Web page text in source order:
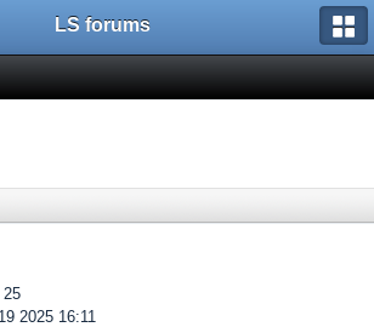
LS forums
25
2025 16:11